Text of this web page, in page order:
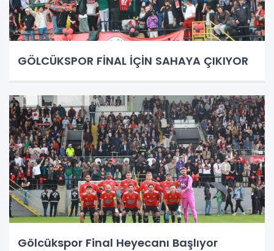
GÖLCÜKSPOR FİNAL İÇİN SAHAYA ÇIKIYOR
Gölcükspor Final Heyecanı Başlıyor